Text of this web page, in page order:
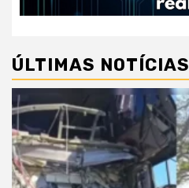
ÚLTIMAS NOTÍCIAS